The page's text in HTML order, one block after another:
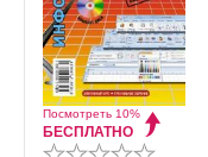
Посмотреть 10%
БЕСПЛАТНО